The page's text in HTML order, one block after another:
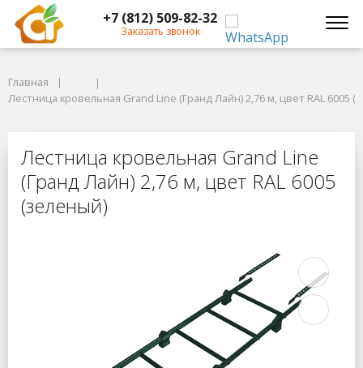
+7 (812) 509-82-32
Заказать звонок
Лестница кровельная Grand Line (Гранд Лайн) 2,76 м, цвет RAL 6005
Лестница кровельная Grand Line
Главная
Лестница кровельная Grand Line (Гранд Лайн) 2,76 м, цвет RAL 6005
Лестница кровельная Grand Line
(Гранд Лайн) 2,76 м, цвет RAL 6005
(зеленый)